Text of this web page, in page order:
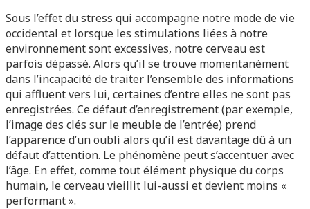
Sous l’effet du stress qui accompagne notre mode de vie
occidental et lorsque les stimulations liées à notre
environnement sont excessives, notre cerveau est
parfois dépassé. Alors qu’il se trouve momentanément
dans l’incapacité de traiter l’ensemble des informations
qui affluent vers lui, certaines d’entre elles ne sont pas
enregistrées. Ce défaut d’enregistrement (par exemple,
l’image des clés sur le meuble de l’entrée) prend
l’apparence d’un oubli alors qu’il est davantage dû à un
défaut d’attention. Le phénomène peut s’accentuer avec
l’âge. En effet, comme tout élément physique du corps
humain, le cerveau vieillit lui-aussi et devient moins «
performant ».